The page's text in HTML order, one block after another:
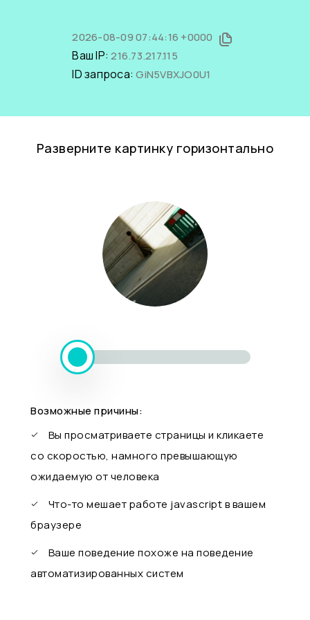
2026-08-09 07:44:16 +0000
Ваш IP:216.73.217.115
ID запроса:GiN5VBXJO0U1
Разверните картинку горизонтально
Возможные причины:
Вы просматриваете страницы и кликаете
со скоростью, намного превышающую
ожидаемую от человека
Что-то мешает работе javascript в вашем
браузере
Ваше поведение похоже на поведение
автоматизированных систем